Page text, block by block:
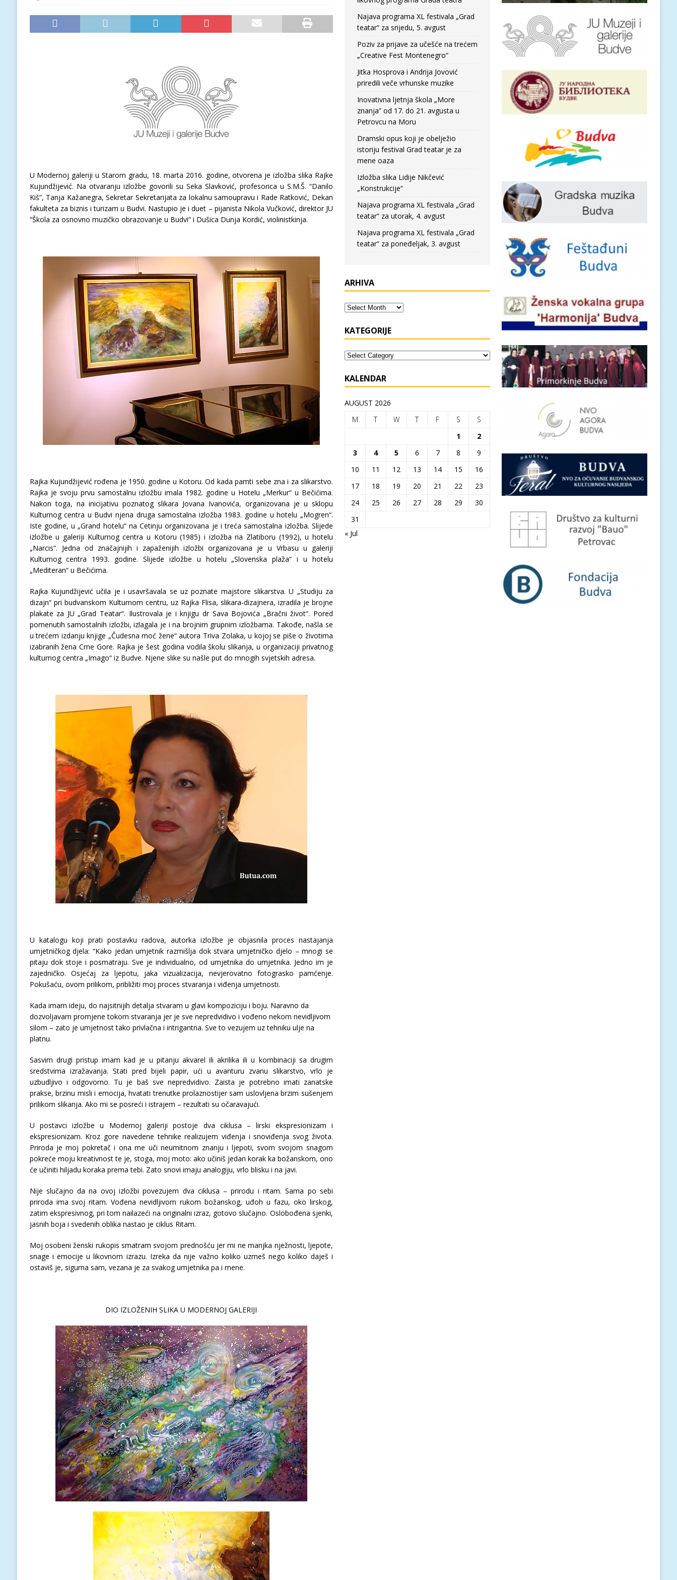
U Modernoj galeriji u Starom gradu, 18. marta 2016. godine, otvorena je izložba slika Rajke
Kujundžijević. Na otvaranju izložbe govorili su Seka Slavković, profesorica u S.M.Š. “Danilo
Kiš”, Tanja Kažanegra, Sekretar Sekretarijata za lokalnu samoupravu i Rade Ratković, Dekan
fakulteta za biznis i turizam u Budvi. Nastupio je i duet – pijanista Nikola Vučković, direktor JU
“Škola za osnovno muzičko obrazovanje u Budvi” i Dušica Dunja Kordić, violinistkinja.
Rajka Kujundžijević rođena je 1950. godine u Kotoru. Od kada pamti sebe zna i za slikarstvo.
Rajka je svoju prvu samostalnu izložbu imala 1982. godine u Hotelu „Merkur“ u Bečićima.
Nakon toga, na inicijativu poznatog slikara Jovana Ivanovića, organizovana je u sklopu
Kulturnog centra u Budvi njena druga samostalna izložba 1983. godine u hotelu „Mogren“.
Iste godine, u „Grand hotelu“ na Cetinju organizovana je i treća samostalna izložba. Slijede
izložbe u galeriji Kulturnog centra u Kotoru (1985) i izložba na Zlatiboru (1992), u hotelu
„Narcis“. Jedna od značajnijih i zapaženijih izložbi organizovana je u Vrbasu u galeriji
Kulturnog centra 1993. godine. Slijede izložbe u hotelu „Slovenska plaža“ i u hotelu
„Mediteran“ u Bečićima.
Rajka Kujundžijević učila je i usavršavala se uz poznate majstore slikarstva. U „Studiju za
dizajn“ pri budvanskom Kulturnom centru, uz Rajka Flisa, slikara-dizajnera, izradila je brojne
plakate za JU „Grad Teatar“. Ilustrovala je i knjigu dr Sava Bojovića „Bračni život“. Pored
pomenutih samostalnih izložbi, izlagala je i na brojnim grupnim izložbama. Takođe, našla se
u trećem izdanju knjige „Čudesna moć žene“ autora Triva Zolaka, u kojoj se piše o životima
izabranih žena Crne Gore. Rajka je šest godina vodila školu slikanja, u organizaciji privatnog
kulturnog centra „Imago“ iz Budve. Njene slike su našle put do mnogih svjetskih adresa.
U katalogu koji prati postavku radova, autorka izložbe je objasnila proces nastajanja
umjetničkog djela: “Kako jedan umjetnik razmišlja dok stvara umjetničko djelo – mnogi se
pitaju dok stoje i posmatraju. Sve je individualno, od umjetnika do umjetnika. Jedno im je
zajedničko. Osjećaj za ljepotu, jaka vizualizacija, nevjerovatno fotograsko pamćenje.
Pokušaću, ovom prilikom, približiti moj proces stvaranja i viđenja umjetnosti.
Kada imam ideju, do najsitnijih detalja stvaram u glavi kompoziciju i boju. Naravno da
dozvoljavam promjene tokom stvaranja jer je sve nepredvidivo i vođeno nekom nevidljivom
silom – zato je umjetnost tako privlačna i intrigantna. Sve to vezujem uz tehniku ulje na
platnu.
Sasvim drugi pristup imam kad je u pitanju akvarel ili akrilika ili u kombinaciji sa drugim
sredstvima izražavanja. Stati pred bijeli papir, ući u avanturu zvanu slikarstvo, vrlo je
uzbudljivo i odgovorno. Tu je baš sve nepredvidivo. Zaista je potrebno imati zanatske
prakse, brzinu misli i emocija, hvatati trenutke prolaznostijer sam uslovljena brzim sušenjem
prilikom slikanja. Ako mi se posreći i istrajem – rezultati su očaravajući.
U postavci izložbe u Modernoj galeriji postoje dva ciklusa – lirski ekspresionizam i
ekspresionizam. Kroz gore navedene tehnike realizujem viđenja i snoviđenja svog života.
Priroda je moj pokretač i ona me uči neumitnom znanju i ljepoti, svom svojom snagom
pokreće moju kreativnost te je, stoga, moj moto: ako učiniš jedan korak ka božanskom, ono
će učiniti hiljadu koraka prema tebi. Zato snovi imaju analogiju, vrlo blisku i na javi.
Nije slučajno da na ovoj izložbi povezujem dva ciklusa – prirodu i ritam. Sama po sebi
priroda ima svoj ritam. Vođena nevidljivom rukom božanskog, uđoh u fazu, oko lirskog,
zatim ekspresivnog, pri tom nailazeći na originalni izraz, gotovo slučajno. Oslobođena sjenki,
jasnih boja i svedenih oblika nastao je ciklus Ritam.
Moj osobeni ženski rukopis smatram svojom prednošću jer mi ne manjka nježnosti, ljepote,
snage i emocije u likovnom izrazu. Izreka da nije važno koliko uzmeš nego koliko daješ i
ostaviš je, sigurna sam, vezana je za svakog umjetnika pa i mene.
DIO IZLOŽENIH SLIKA U MODERNOJ GALERIJI
Najava programa XL festivala „Grad
teatar“ za srijedu, 5. avgust
Poziv za prijave za učešće na trećem
„Creative Fest Montenegro“
Jitka Hosprova i Andrija Jovović
priredili veče vrhunske muzike
Inovativna ljetnja škola „More
znanja” od 17. do 21. avgusta u
Petrovcu na Moru
Dramski opus koji je obelježio
istoriju festival Grad teatar je za
mene oaza
Izložba slika Lidije Nikčević
„Konstrukcije“
Najava programa XL festivala „Grad
teatar“ za utorak, 4. avgust
Najava programa XL festivala „Grad
teatar“ za poneđeljak, 3. avgust
ARHIVA
KATEGORIJE
KALENDAR
AUGUST 2026
M
T W T F S
S
1
2
3
4 5 6 7 8
9
10
11 12 13 14 15
16
17
18 19 20 21 22
23
24
25 26 27 28 29
30
31
« Jul